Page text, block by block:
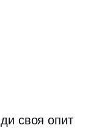
своя опит